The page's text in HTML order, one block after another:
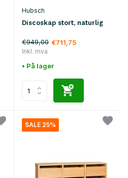
Hubsch
Discoskap stort, naturlig
€949,00 €711,75
Inkl. mva
• På lager
SALE 25%